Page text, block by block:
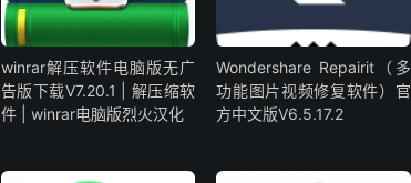
winrar解压软件电脑版无广
告版下载V7.20.1 | 解压缩软
件 | winrar电脑版烈火汉化
Wondershare Repairit（多
功能图片视频修复软件）官
方中文版V6.5.17.2